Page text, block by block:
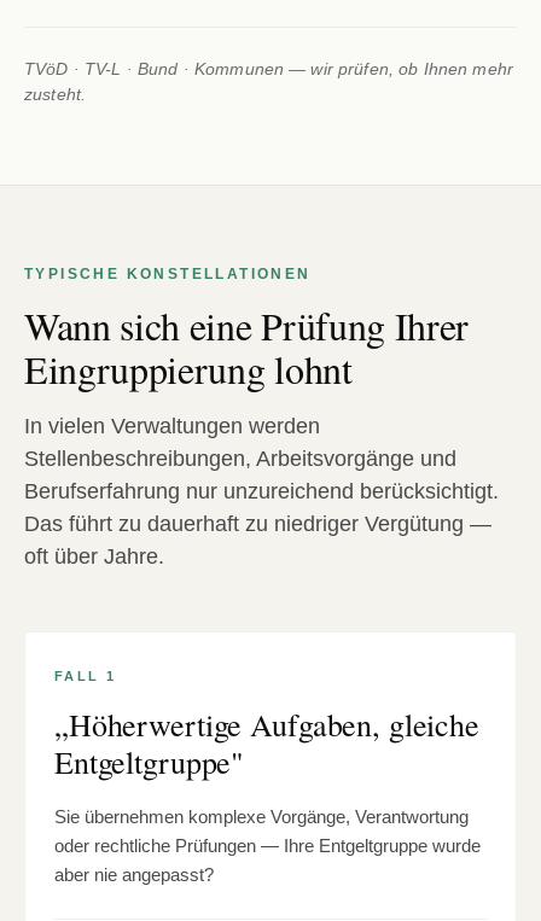
TVöD · TV-L · Bund · Kommunen — wir prüfen, ob Ihnen mehr
zusteht.
TYPISCHE KONSTELLATIONEN
Wann sich eine Prüfung Ihrer
Eingruppierung lohnt
In vielen Verwaltungen werden
Stellenbeschreibungen, Arbeitsvorgänge und
Berufserfahrung nur unzureichend berücksichtigt.
Das führt zu dauerhaft zu niedriger Vergütung —
oft über Jahre.
FALL 1
„Höherwertige Aufgaben, gleiche
Entgeltgruppe"
Sie übernehmen komplexe Vorgänge, Verantwortung
oder rechtliche Prüfungen — Ihre Entgeltgruppe wurde
aber nie angepasst?